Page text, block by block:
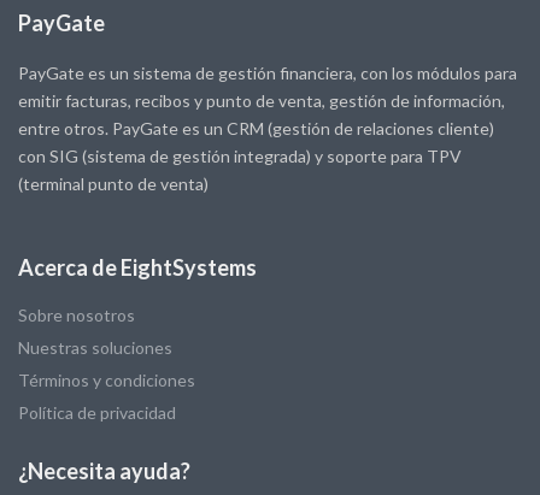
PayGate
PayGate es un sistema de gestión financiera, con los módulos para
emitir facturas, recibos y punto de venta, gestión de información,
entre otros. PayGate es un CRM (gestión de relaciones cliente)
con SIG (sistema de gestión integrada) y soporte para TPV
(terminal punto de venta)
Acerca de EightSystems
Sobre nosotros
Nuestras soluciones
Términos y condiciones
Política de privacidad
¿Necesita ayuda?